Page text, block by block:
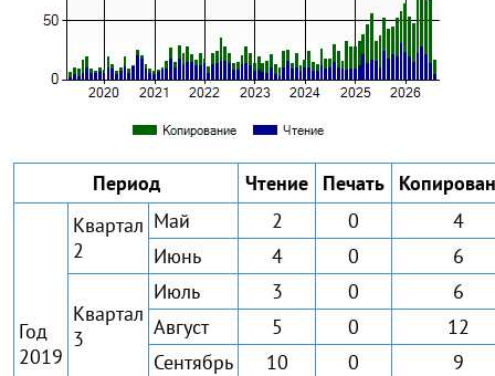
Период Чтение Печать
Год
2019
Квартал
2
Май 2 0
4
Июнь
4 0 6
Квартал
3
Июль 3 0
6
Август
5 0
12
Сентябрь
10 0 9